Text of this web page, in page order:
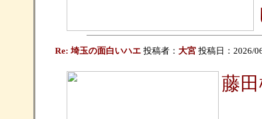
Re: 埼玉の面白いハエ投稿者： 大宮 投稿日：2026/
藤